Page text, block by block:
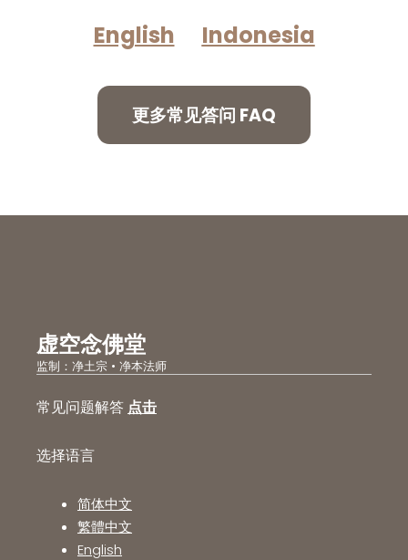
English Indonesia
更多常见答问 FAQ
虚空念佛堂
监制：净土宗 • 净本法师
常见问题解答 点击
选择语言
简体中文
繁體中文
English